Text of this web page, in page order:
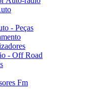
- Peças
- Off Road
Fm